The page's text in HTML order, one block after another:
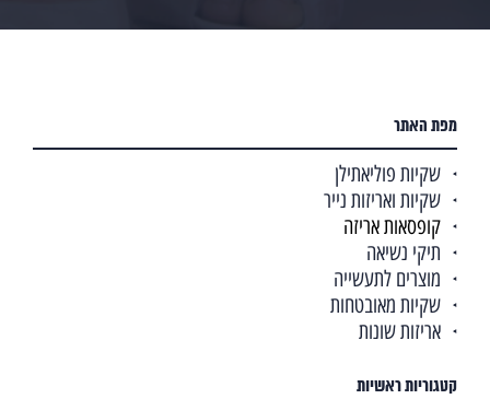
מפת האתר
שקיות פוליאתילן
שקיות ואריזות נייר
קופסאות אריזה
תיקי נשיאה
מוצרים לתעשייה
שקיות מאובטחות
אריזות שונות
קטגוריות ראשיות